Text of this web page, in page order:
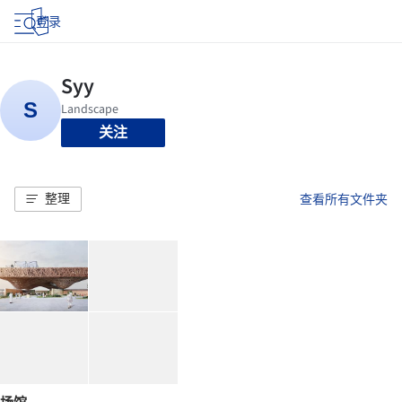
登录
关注
整理 查看所有文件夹